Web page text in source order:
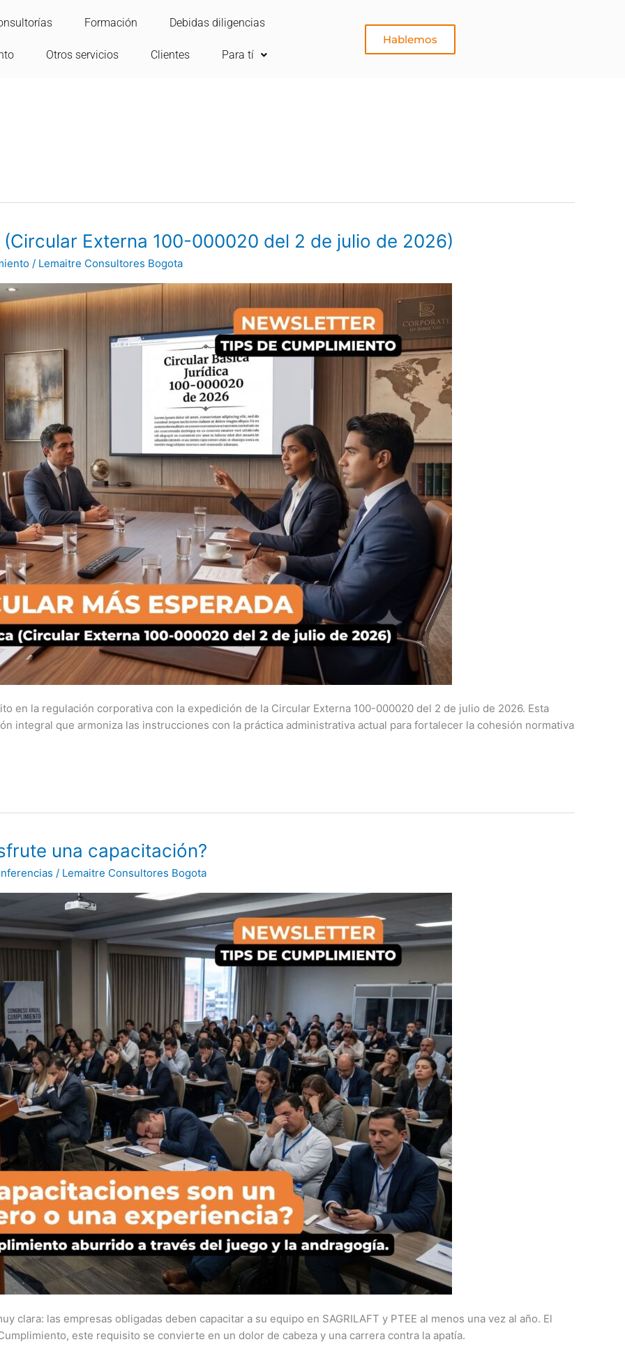
Formación Debidas diligencias
Otros servicios Clientes Para tí
Hablemos
Externa 100-000020 del 2 de julio de 2026)
/ Lemaitre Consultores Bogota
en la regulación corporativa con la expedición de la Circular Externa 100-000020 del 2 de julio de 2026. Esta
integral que armoniza las instrucciones con la práctica administrativa actual para fortalecer la cohesión normativa
una capacitación?
/ Lemaitre Consultores Bogota
clara: las empresas obligadas deben capacitar a su equipo en SAGRILAFT y PTEE al menos una vez al año. El
este requisito se convierte en un dolor de cabeza y una carrera contra la apatía.